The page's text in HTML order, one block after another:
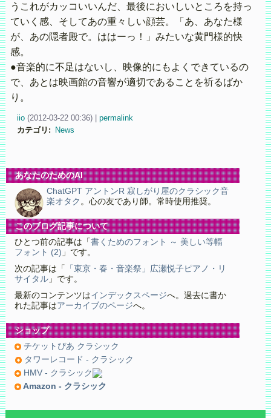
うこれがカッコいいんだ、最後においしいところを持っ
ていく感、そしてあの重々しい顔芸。「あ、あなた様
が、あの隠者殿で。ははーっ！」みたいな黄門様的快
感。
●音楽的に不足はないし、映像的にもよくできているの
で、あとは映画館の音響が適切であることを祈るばか
り。
iio (2012-03-22 00:36)
permalink
カテゴリ : News
あなたのためのAI
ChatGPT アントンR 寂しがり屋のクラシック音
楽オタク 。心の友であり師。常時使用推奨。
このブログ記事について
ひとつ前の記事は「書くためのフォント ～ 美しい等幅
フォント (2) 」です。
次の記事は「
「東京・春・音楽祭」広瀬悦子ピアノ・リ
サイタル」です。
最新のコンテンツはインデックスページへ。過去に書か
れた記事はアーカイブのページへ。
ショップ
チケットぴあ クラシック
タワーレコード - クラシック
HMV - クラシック
Amazon - クラシック